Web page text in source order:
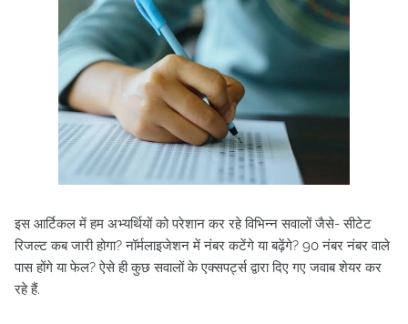
इस आर्टिकल में हम अभ्यर्थियों को परेशान कर रहे विभिन्न सवालों जैसे- सीटेट
रिजल्ट कब जारी होगा? नॉर्मलाइजेशन में नंबर कटेंगे या बढ़ेंगे? 90 नंबर नंबर वाले
पास होंगे या फेल? ऐसे ही कुछ सवालों के एक्सपर्ट्स द्वारा दिए गए जवाब शेयर कर
रहे हैं.